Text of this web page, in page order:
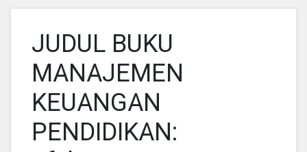
JUDUL BUKU
MANAJEMEN
KEUANGAN
PENDIDIKAN: